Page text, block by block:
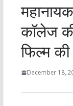
कॉलेज
फिल्म
December 18,